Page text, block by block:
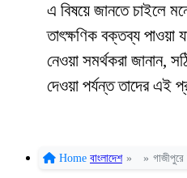
এ বিষয়ে জানতে চাইলে
তাৎক্ষণিক বক্তব্য পাওয়া
নেওয়া সমর্থকরা জানান,
দেওয়া পর্যন্ত তাদের এই
Home বাংলাদেশ » »